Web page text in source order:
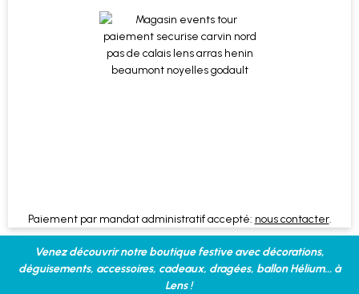
Paiement par mandat administratif accepté: nous contacter.
Venez découvrir notre boutique festive avec décorations,
déguisements, accessoires, cadeaux, dragées, ballon Hélium... à
Lens !